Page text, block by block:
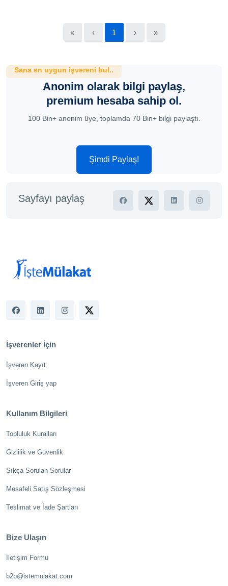
« ‹ 1 › »
Sana en uygun işvereni bul..
Anonim olarak bilgi paylaş,
premium hesaba sahip ol.
100 Bin+ anonim üye, toplamda 70 Bin+ bilgi paylaştı.
Şimdi Paylaş!
Sayfayı paylaş
İşverenler İçin
İşveren Kayıt
İşveren Giriş yap
Kullanım Bilgileri
Topluluk Kuralları
Gizlilik ve Güvenlik
Sıkça Sorulan Sorular
Mesafeli Satış Sözleşmesi
Teslimat ve İade Şartları
Bize Ulaşın
İletişim Formu
b2b@istemulakat.com